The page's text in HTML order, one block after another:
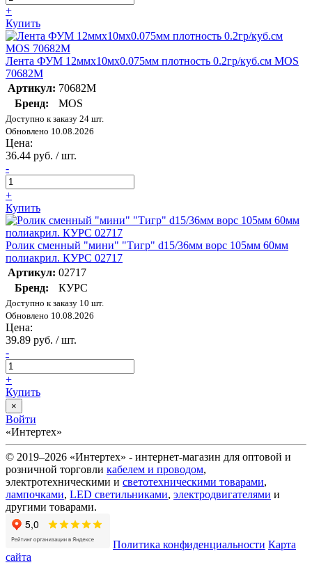
+
Купить
Лента ФУМ 12ммх10мх0.075мм плотность 0.2гр/куб.см MOS
70682М
Артикул: 70682М
Бренд:
MOS
Доступно к заказу 24 шт.
Обновлено 10.08.2026
Цена:
36.44 руб. / шт.
-
+
Купить
Ролик сменный "мини" "Тигр" d15/36мм ворс 105мм 60мм
полиакрил. КУРС 02717
Артикул: 02717
Бренд:
КУРС
Доступно к заказу 10 шт.
Обновлено 10.08.2026
Цена:
39.89 руб. / шт.
-
+
Купить
×
Войти
«Интертех»
© 2019–2026 «Интертех» - интернет-магазин для оптовой и
розничной торговли кабелем и проводом,
электротехническими и светотехническими товарами,
лампочками, LED светильниками, электродвигателями и
другими товарами.
Политика конфиденциальности Карта
сайта